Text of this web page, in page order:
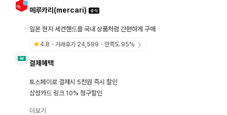
메루카리(mercari)
일본 현지 세컨핸드를 국내 상품처럼 간편하게 구매
4.8 ・거래후기 24,589 ・만족도95%
결제혜택
토스페이로 결제시 5천원 즉시 할인
삼성카드 링크 10% 청구할인
더보기